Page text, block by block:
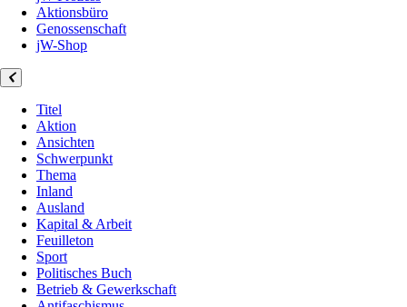
Aktionsbüro
Genossenschaft
jW-Shop
Titel
Aktion
Ansichten
Schwerpunkt
Thema
Inland
Ausland
Kapital & Arbeit
Feuilleton
Sport
Politisches Buch
Betrieb & Gewerkschaft